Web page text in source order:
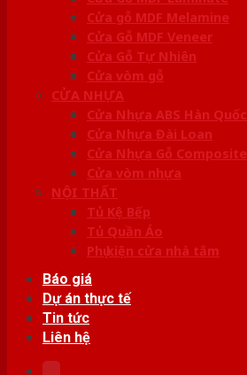
Cửa gỗ MDF Melamine
Cửa Gỗ MDF Veneer
Cửa Gỗ Tự Nhiên
Cửa vòm gỗ
CỬA NHỰA
Cửa Nhựa ABS Hàn Quốc
Cửa Nhựa Đài Loan
Cửa Nhựa Gỗ Composite
Cửa vòm nhựa
NỘI THẤT
Tủ Kệ Bếp
Tủ Quần Áo
Phụ kiện cửa nhà tắm
Báo giá
Dự án thực tế
Tin tức
Liên hệ